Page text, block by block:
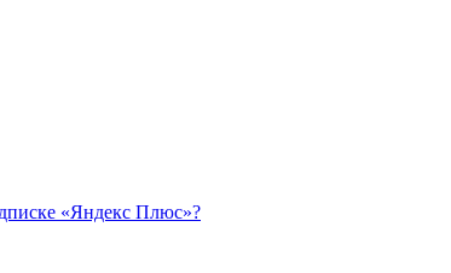
«Яндекс Плюс»?